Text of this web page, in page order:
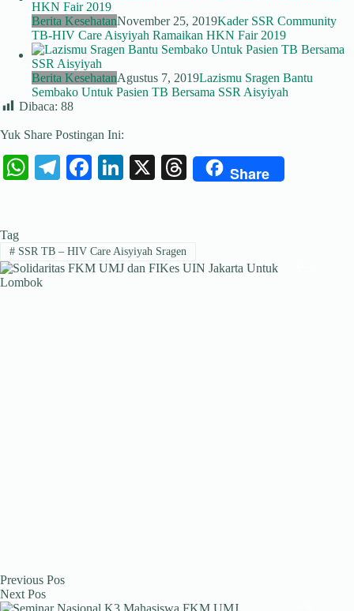
Berita KesehatanNovember 25, 2019Kader SSR Community
TB-HIV Care Aisyiyah Ramaikan HKN Fair 2019
Berita KesehatanAgustus 7, 2019Lazismu Sragen Bantu
Sembako Untuk Pasien TB Bersama SSR Aisyiyah
Dibaca: 88
Yuk Share Postingan Ini:
W
A
pp
Te
a
m
Fa
ok
Li
In
X
T
Share
Tag
#SSR TB – HIV Care Aisyiyah Sragen
Previous Pos
Next Pos